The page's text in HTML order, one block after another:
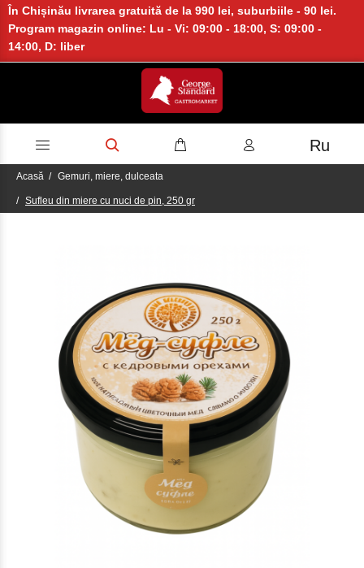
În Chișinău livrarea gratuită de la 990 lei, suburbiile - 90 lei.
Program magazin online: Lu - Vi: 09:00 - 18:00, S: 09:00 -
14:00, D: liber
Ru
Acasă Gemuri, miere, dulceata
Sufleu din miere cu nuci de pin, 250 gr